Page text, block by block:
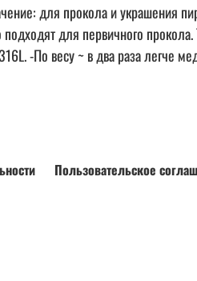
для прокола и украшения
для первичного
-По весу ~ в два раза легче
Пользовательское